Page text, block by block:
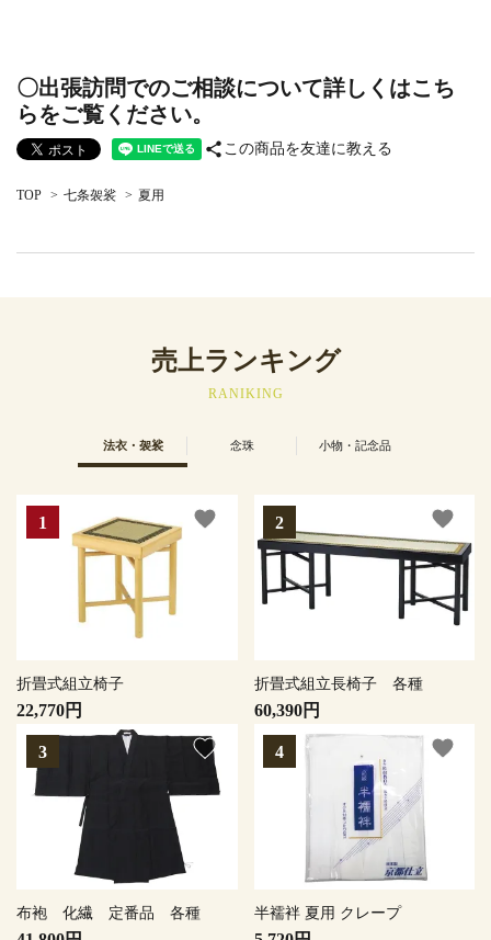
〇出張訪問でのご相談について詳しくはこち
らをご覧ください。
share この商品を友達に教える
TOP > 七条袈裟 > 夏用
売上ランキング
RANIKING
法衣・袈裟 念珠 小物・記念品
折畳式組立椅子
22,770円
favorite
折畳式組立長椅子 各種
60,390円
favorite
布袍 化繊 定番品 各種
favorite
半襦袢 夏用 クレープ
favorite